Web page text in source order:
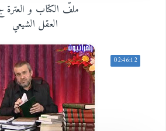
ملفّ الكتاب و العترة ج1
العقل الشيعي
02:46:12